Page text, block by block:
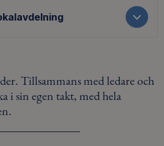
Tillsammans med ledare och
i sin egen takt, med hela